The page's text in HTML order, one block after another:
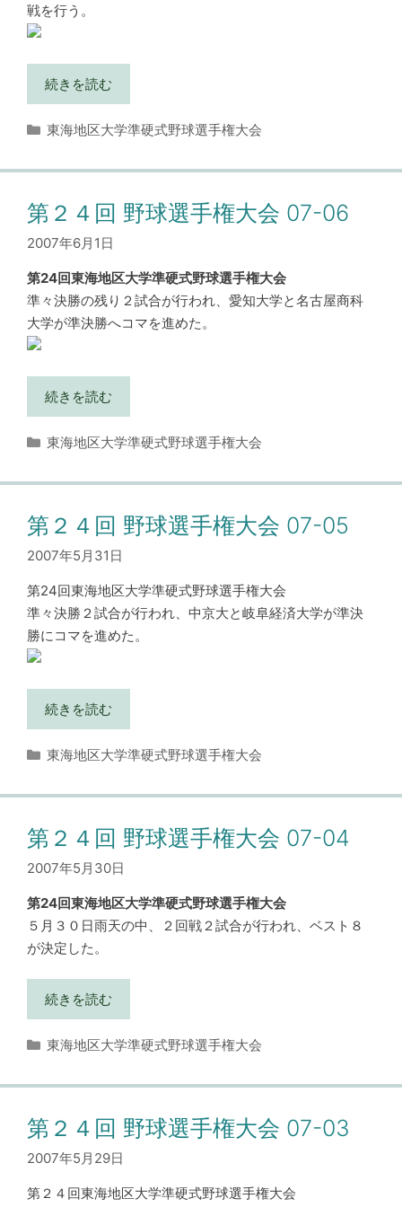
戦を行う。
続きを読む
カ
ゴ
ー
東海地区大学準硬式野球選手権大会
第２４回 野球選手権大会 07-06
2007年6月1日
第24回東海地区大学準硬式野球選手権大会
準々決勝の残り２試合が行われ、愛知大学と名古屋商科
大学が準決勝へコマを進めた。
続きを読む
カ
ゴ
ー
東海地区大学準硬式野球選手権大会
第２４回 野球選手権大会 07-05
2007年5月31日
第24回東海地区大学準硬式野球選手権大会
準々決勝２試合が行われ、中京大と岐阜経済大学が準決
勝にコマを進めた。
続きを読む
カ
ゴ
ー
東海地区大学準硬式野球選手権大会
第２４回 野球選手権大会 07-04
2007年5月30日
第24回東海地区大学準硬式野球選手権大会
５月３０日雨天の中、２回戦２試合が行われ、ベスト８
が決定した。
続きを読む
カ
ゴ
ー
東海地区大学準硬式野球選手権大会
第２４回 野球選手権大会 07-03
2007年5月29日
第２４回東海地区大学準硬式野球選手権大会